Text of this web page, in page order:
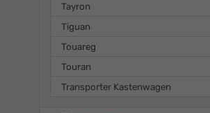
Tayron
Tiguan
Touareg
Touran
Transporter Kastenwagen